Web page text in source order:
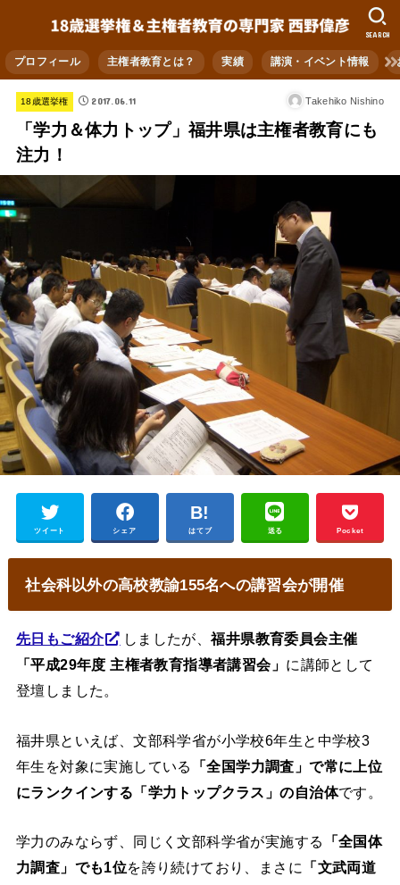
プロフィール 主権者教育とは？ 実績 講演・イベント情報
SEARCH
18歳選挙権 2017.06.11 Takehiko Nishino
「学力＆体力トップ」福井県は主権者教育にも
注力！
ツイート シェア はてブ 送る Pocket
社会科以外の高校教諭155名への講習会が開催
先日もご紹介 しましたが、福井県教育委員会主催
「平成29年度 主権者教育指導者講習会」 に講師として
登壇しました。
福井県といえば、文部科学省が小学校6年生と中学校3
年生を対象に実施している
「全国学力調査」で常に上位
にランクインする「学力トップクラス」の自治体です。
学力のみならず、同じく文部科学省が実施する
「全国体
力調査」でも1位を誇り続けており、まさに
「文武両道